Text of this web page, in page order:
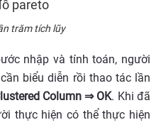
trăm tích lũy
nhập và tính toán, người
biểu diễn rồi thao tác lần
Column ⇒ OK. Khi đã
thực hiện có thể thực hiện